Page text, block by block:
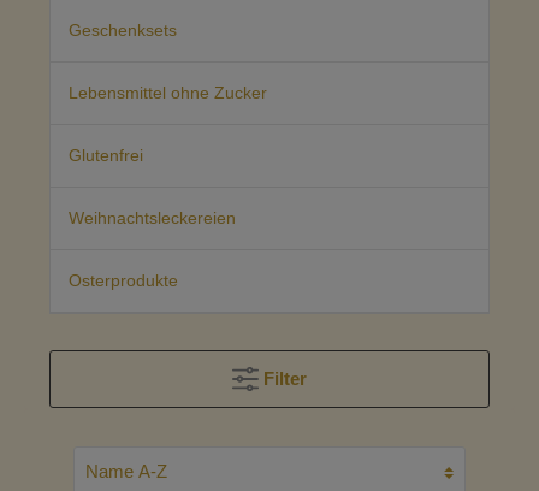
Geschenksets
Lebensmittel ohne Zucker
Glutenfrei
Weihnachtsleckereien
Osterprodukte
Filter